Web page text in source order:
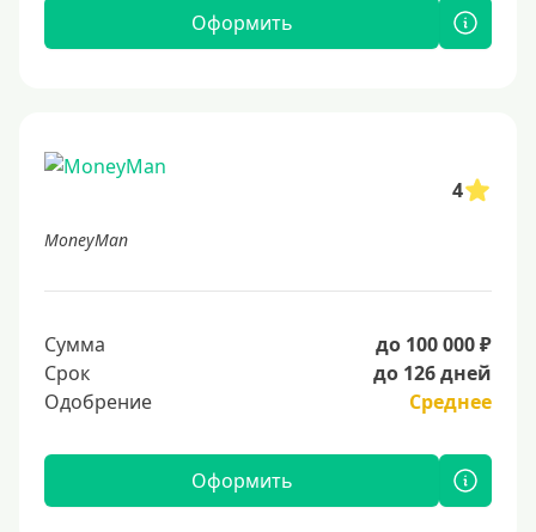
Оформить
4
MoneyMan
Сумма
до 100 000 ₽
Срок
до 126 дней
Одобрение
Среднее
Оформить